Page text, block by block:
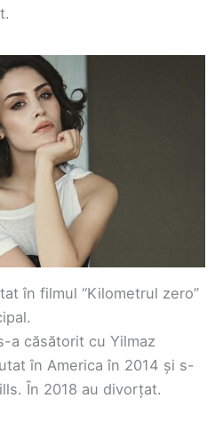
în filmul “Kilometrul zero”
a căsătorit cu Yilmaz
în America în 2014 și s-
Ȋn 2018 au divorțat.